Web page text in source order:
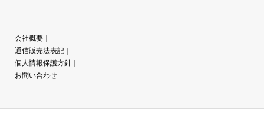
会社概要｜
通信販売法表記｜
個人情報保護方針｜
お問い合わせ